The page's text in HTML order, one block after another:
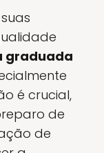
graduada
é crucial,
de
de